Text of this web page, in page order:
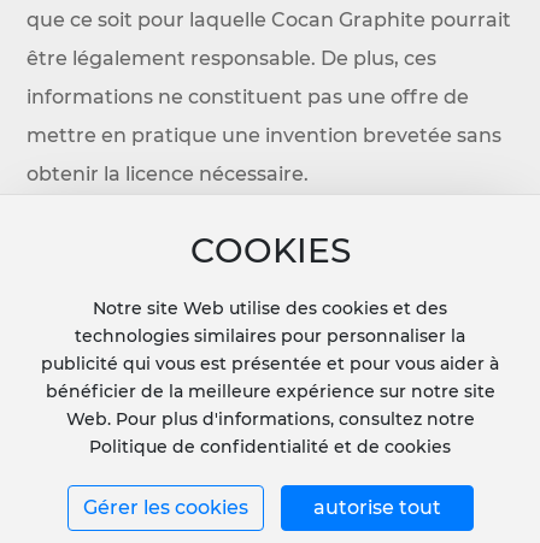
que ce soit pour laquelle Cocan Graphite pourrait
être légalement responsable. De plus, ces
informations ne constituent pas une offre de
mettre en pratique une invention brevetée sans
obtenir la licence nécessaire.
Email: info@cocangraphite.com
Messages
COOKIES
Notre site Web utilise des cookies et des
technologies similaires pour personnaliser la
publicité qui vous est présentée et pour vous aider à
bénéficier de la meilleure expérience sur notre site
Web. Pour plus d'informations, consultez notre
Politique de confidentialité et de cookies
Gérer les cookies autorise tout